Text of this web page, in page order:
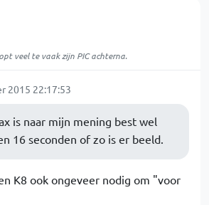
veel te vaak zijn PIC achterna.
2015 22:17:53
is naar mijn mening best wel
16 seconden of zo is er beeld.
K8 ook ongeveer nodig om "voor